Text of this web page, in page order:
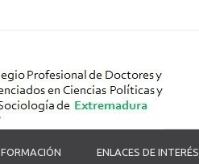
FORMACIÓN ENLACES DE INTERÉS